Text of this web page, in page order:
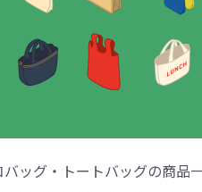
ジュート・リネンバッグ
化粧ポーチ
モバイルバッテリー・充
リサイクルデニム
EVA素材
選挙啓発グッズ
バッグ・トートバッグの商品